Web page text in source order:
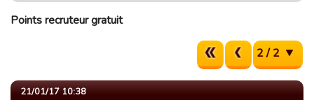
Points recruteur gratuit
2 / 2
21/01/17 10:38